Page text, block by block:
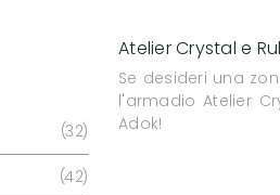
Atelier Crystal e
Se desideri una
l'armadio Atelier
Adok!
32
42